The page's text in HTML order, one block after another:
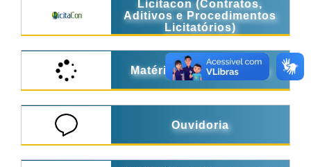
Licitacon (Contratos,
Aditivos e Procedimentos
Licitatórios)
Matérias em Tramitação
Ouvidoria